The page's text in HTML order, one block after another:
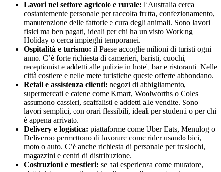
Lavori nel settore agricolo e rurale: l’Australia cerca
costantemente personale per raccolta frutta, confezionamento,
manutenzione delle fattorie e cura degli animali. Sono lavori
fisici ma ben pagati, ideali per chi ha un visto Working
Holiday o cerca impieghi temporanei.
Ospitalità e turismo: il Paese accoglie milioni di turisti ogni
anno. C’è forte richiesta di camerieri, baristi, cuochi,
receptionist e addetti alle pulizie in hotel, bar e ristoranti. Nelle
città costiere e nelle mete turistiche queste offerte abbondano.
Retail e assistenza clienti: negozi di abbigliamento,
supermercati e catene come Kmart, Woolworths o Coles
assumono cassieri, scaffalisti e addetti alle vendite. Sono
lavori semplici, con orari flessibili, ideali per studenti o per chi
è appena arrivato.
Delivery e logistica: piattaforme come Uber Eats, Menulog o
Deliveroo permettono di lavorare come rider usando bici,
moto o auto. C’è anche richiesta di personale per traslochi,
magazzini e centri di distribuzione.
Costruzioni e mestieri: se hai esperienza come muratore,